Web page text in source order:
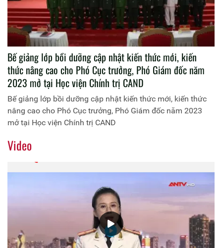
Bế giảng lớp bồi dưỡng cập nhật kiến thức mới, kiến
thức nâng cao cho Phó Cục trưởng, Phó Giám đốc năm
2023 mở tại Học viện Chính trị CAND
Bế giảng lớp bồi dưỡng cập nhật kiến thức mới, kiến thức
nâng cao cho Phó Cục trưởng, Phó Giám đốc năm 2023
mở tại Học viện Chính trị CAND
Video